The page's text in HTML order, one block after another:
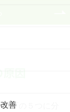
下の５つに分
善